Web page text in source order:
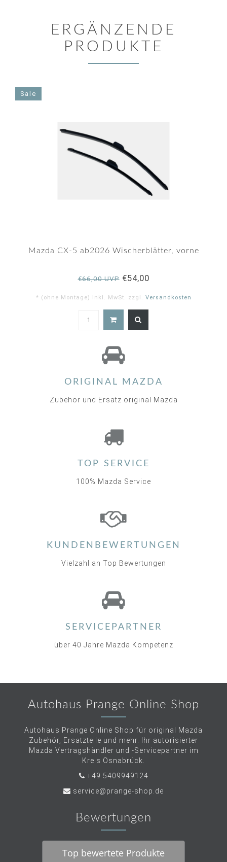
ERGÄNZENDE
PRODUKTE
Sale
Mazda CX-5 ab2026 Wischerblätter, vorne
€66,00 UVP€54,00
* (ohne Montage) Inkl. MwSt. zzgl. Versandkosten
ORIGINAL MAZDA
Zubehör und Ersatz original Mazda
TOP SERVICE
100% Mazda Service
KUNDENBEWERTUNGEN
Vielzahl an Top Bewertungen
SERVICEPARTNER
über 40 Jahre Mazda Kompetenz
Autohaus Prange Online Shop
Autohaus Prange Online Shop für original Mazda
Zubehör, Ersatzteile und mehr. Ihr autorisierter
Mazda Vertragshändler und -Servicepartner im
Kreis Osnabrück.
+49 5409949124
service@prange-shop.de
Bewertungen
Top bewertete Produkte